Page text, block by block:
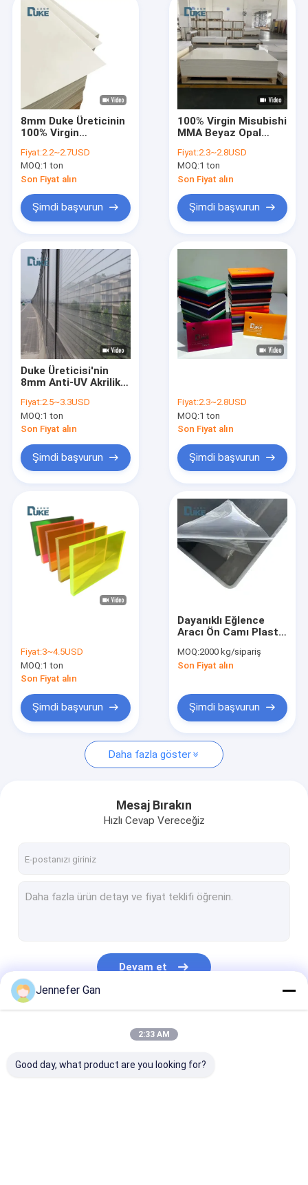
Ürünler
Hakkımızda
Fabrika turu
Haberler
Teklif isteği
Sanitar akrilik levhalar
lgp akrilik levha
Ses bariyeri çit
UV Akrilik
8mm Duke Üreticinin
100% Virgin
Beyaz Opal dökme
akrilik levha pürüzsüz
plastik el sanatı
işaret levhası
Fiyat:2.2~2.7USD
MOQ:1 ton
Son Fiyat alın
Şimdi başvurun
100% Virgin Misubishi
MMA Beyaz Opal
El sanatı renkli banyo
plastik yaprak kesme
Fiyat:2.3~2.8USD
MOQ:1 ton
Son Fiyat alın
Şimdi başvurun
Duke Üreticisi'nin
8mm Anti-UV Akrilik
Koruma Çit UV 4mm
PMMA Belediye
İnşaatı Gravürü
Fiyat:2.5~3.3USD
MOQ:1 ton
Son Fiyat alın
Şimdi başvurun
Fiyat:2.3~2.8USD
MOQ:1 ton
Son Fiyat alın
Şimdi başvurun
Fiyat:3~4.5USD
MOQ:1 ton
Son Fiyat alın
Şimdi başvurun
Dayanıklı Eğlence
Aracı Ön Camı Plastik
Geçimi
MOQ:2000 kg/sipariş
Son Fiyat alın
Şimdi başvurun
Daha fazla göster
Mesaj Bırakın
Hızlı Cevap Vereceğiz
Devam et
Jennefer Gan
2:33 AM
Good day, what product are you looking for?